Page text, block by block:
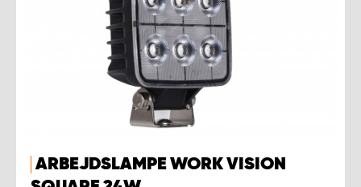
ARBEJDSLAMPE WORK VISION